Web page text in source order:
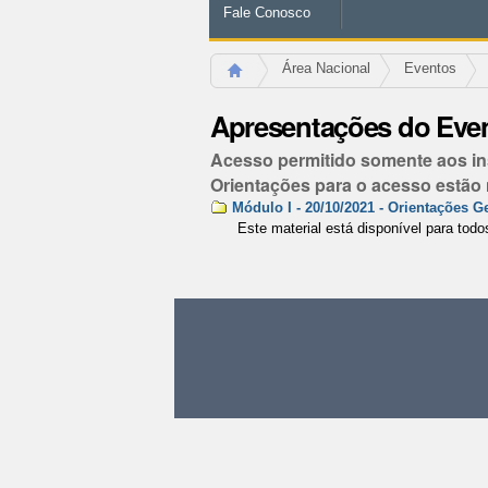
Fale Conosco
Área Nacional Eventos
Apresentações do
Acesso permitido somente aos
Orientações para o acesso
Módulo I - 20/10/2021 - Orientações
Este material está disponível para
documento